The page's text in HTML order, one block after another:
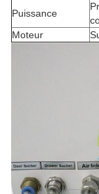
Puissance
Moteur